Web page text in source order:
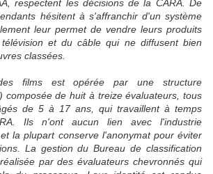
respectent les décisions de la CARA. De
hésitent à s'affranchir d'un système
leur permet de vendre leurs produits
et du câble qui ne diffusent bien
classées.
films est opérée par une structure
composée de huit à treize évaluateurs, tous
de 5 à 17 ans, qui travaillent à temps
Ils n'ont aucun lien avec l'industrie
la plupart conserve l'anonymat pour éviter
La gestion du Bureau de classification
par des évaluateurs chevronnés qui